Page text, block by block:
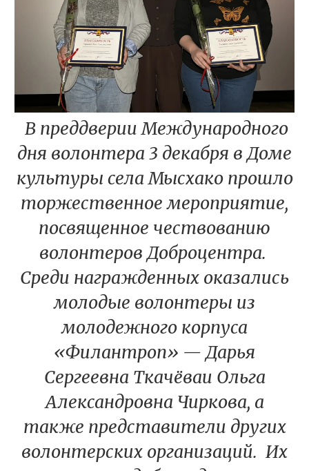
В преддверии Международного
дня волонтера 3 декабря в Доме
культуры села Мысхако прошло
торжественное мероприятие,
посвященное чествованию
волонтеров Доброцентра.
Среди награжденных оказались
молодые волонтеры из
молодежного корпуса
«Филантроп» — Дарья
Сергеевна Ткачёваи Ольга
Александровна Чиркова, а
также представители других
волонтерских организаций. Их